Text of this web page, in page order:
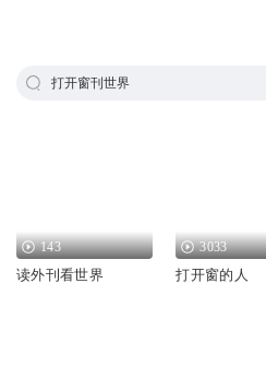
打开窗刊世界
143
读外刊看世界
3033
打开窗的人